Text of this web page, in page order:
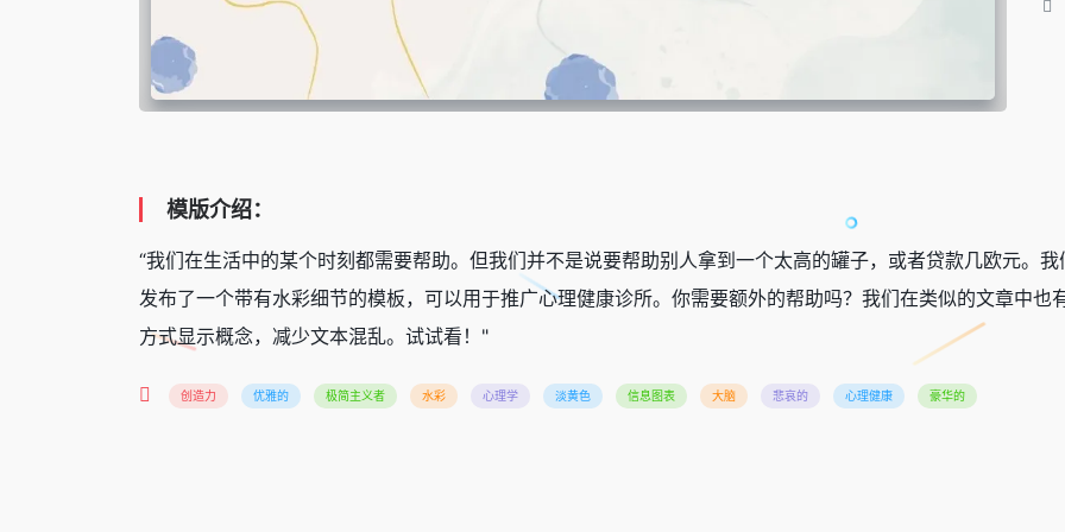
模版介绍：
“我们在生活中的某个时刻都需要帮助。但我们并不是说要帮助别人拿到一个太高的罐子，或者贷款几欧元。
发布了一个带有水彩细节的模板，可以用于推广心理健康诊所。你需要额外的帮助吗？我们在类似的文章中
方式显示概念，减少文本混乱。试试看！"
创造力 优雅的 极简主义者 水彩 心理学 淡黄色 信息图表 大脑 悲哀的 心理健康 豪华的